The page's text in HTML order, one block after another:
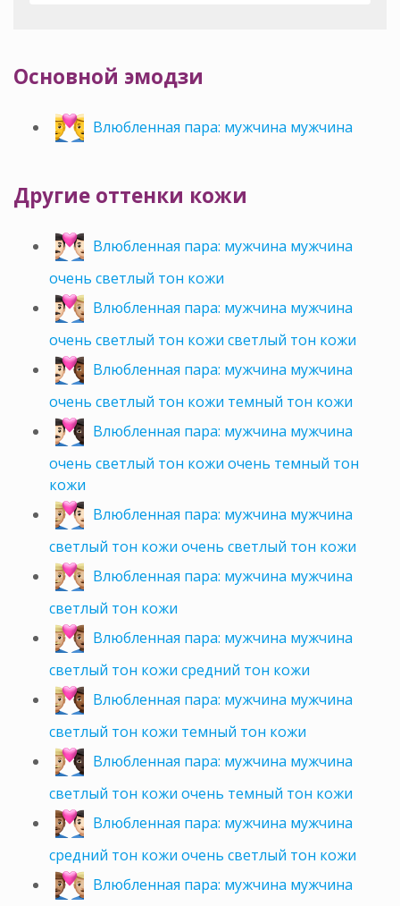
Основной эмодзи
Влюбленная пара: мужчина мужчина
Другие оттенки кожи
Влюбленная пара: мужчина мужчина
очень светлый тон кожи
Влюбленная пара: мужчина мужчина
очень светлый тон кожи светлый тон кожи
Влюбленная пара: мужчина мужчина
очень светлый тон кожи темный тон кожи
Влюбленная пара: мужчина мужчина
очень светлый тон кожи очень темный тон
кожи
Влюбленная пара: мужчина мужчина
светлый тон кожи очень светлый тон кожи
Влюбленная пара: мужчина мужчина
светлый тон кожи
Влюбленная пара: мужчина мужчина
светлый тон кожи средний тон кожи
Влюбленная пара: мужчина мужчина
светлый тон кожи темный тон кожи
Влюбленная пара: мужчина мужчина
светлый тон кожи очень темный тон кожи
Влюбленная пара: мужчина мужчина
средний тон кожи очень светлый тон кожи
Влюбленная пара: мужчина мужчина